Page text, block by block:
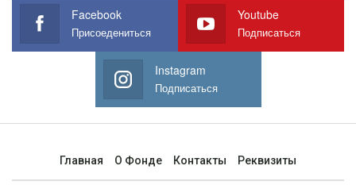
Facebook
Присоедениться
Youtube
Подписаться
Instagram
Подписаться
Главная О Фонде Контакты Реквизиты